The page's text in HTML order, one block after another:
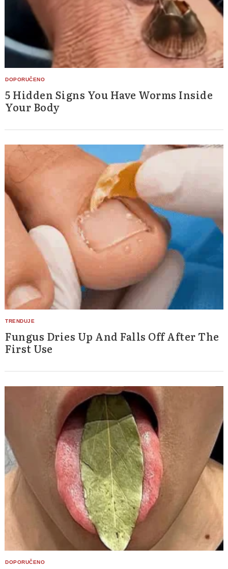
5 Hidden Signs You Have Worms Inside
Your Body
Fungus Dries Up And Falls Off After The
First Use